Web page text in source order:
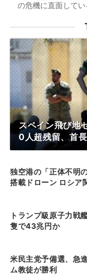
の危機に直面してい
スペイン飛び地
0人超残留、首
独空港の「正体不明
搭載ドローン ロシア
トランプ級原子力戦
隻で43兆円か
米民主党予備選、急
ム教徒が勝利